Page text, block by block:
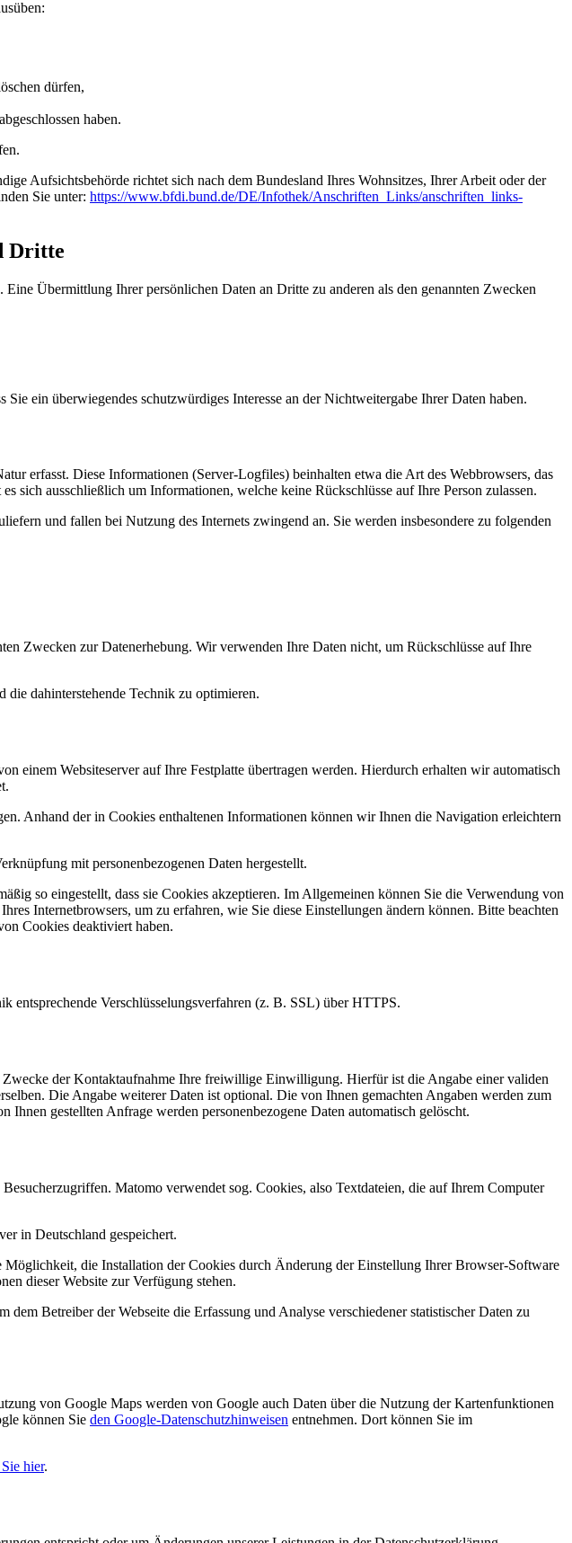
dürfen,
haben.
Aufsichtsbehörde richtet sich nach dem Bundesland Ihres Wohnsitzes, Ihrer Arbeit oder der
Sie unter: https://www.bfdi.bund.de/DE/Infothek/Anschriften_Links/anschriften_links-
Dritte
Übermittlung Ihrer persönlichen Daten an Dritte zu anderen als den genannten Zwecken
ein überwiegendes schutzwürdiges Interesse an der Nichtweitergabe Ihrer Daten haben.
erfasst. Diese Informationen (Server-Logfiles) beinhalten etwa die Art des Webbrowsers, das
sich ausschließlich um Informationen, welche keine Rückschlüsse auf Ihre Person zulassen.
und fallen bei Nutzung des Internets zwingend an. Sie werden insbesondere zu folgenden
Zwecken zur Datenerhebung. Wir verwenden Ihre Daten nicht, um Rückschlüsse auf Ihre
dahinterstehende Technik zu optimieren.
einem Websiteserver auf Ihre Festplatte übertragen werden. Hierdurch erhalten wir automatisch
Anhand der in Cookies enthaltenen Informationen können wir Ihnen die Navigation erleichtern
mit personenbezogenen Daten hergestellt.
so eingestellt, dass sie Cookies akzeptieren. Im Allgemeinen können Sie die Verwendung von
Internetbrowsers, um zu erfahren, wie Sie diese Einstellungen ändern können. Bitte beachten
Cookies deaktiviert haben.
entsprechende Verschlüsselungsverfahren (z. B. SSL) über HTTPS.
der Kontaktaufnahme Ihre freiwillige Einwilligung. Hierfür ist die Angabe einer validen
Die Angabe weiterer Daten ist optional. Die von Ihnen gemachten Angaben werden zum
gestellten Anfrage werden personenbezogene Daten automatisch gelöscht.
Matomo verwendet sog. Cookies, also Textdateien, die auf Ihrem Computer
in Deutschland gespeichert.
die Installation der Cookies durch Änderung der Einstellung Ihrer Browser-Software
dieser Website zur Verfügung stehen.
Betreiber der Webseite die Erfassung und Analyse verschiedener statistischer Daten zu
von Google Maps werden von Google auch Daten über die Nutzung der Kartenfunktionen
können Sie den Google-Datenschutzhinweisen entnehmen. Dort können Sie im
hier.